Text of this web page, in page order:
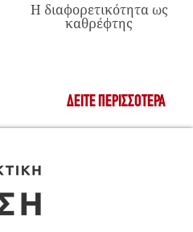
Η διαφορετικότητα ως
καθρέφτης
ΔΕΊΤΕ ΠΕΡΙΣΣΌΤΕΡΑ